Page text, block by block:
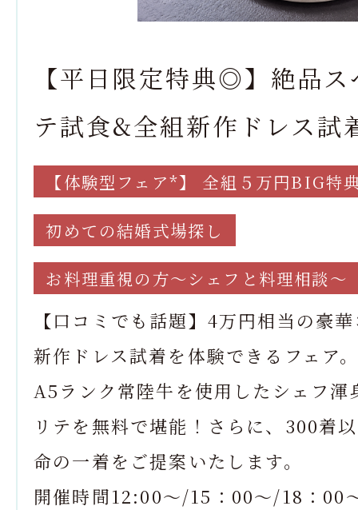
【平日限定特典◎】絶品
テ試食&全組新作ドレス試
【体験型フェア*】 全組５万円BIG特
初めての結婚式場探し
お料理重視の方～シェフと料理相談～
【口コミでも話題】4万円相当の豪
新作ドレス試着を体験できるフェア
A5ランク常陸牛を使用したシェフ渾
リテを無料で堪能！さらに、300着
命の一着をご提案いたします。
開催時間12:00～/15：00～/18：00